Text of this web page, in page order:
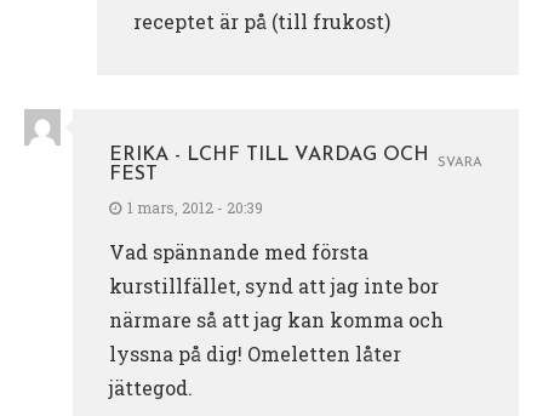
receptet är på (till frukost)
ERIKA - LCHF TILL VARDAG OCH
FEST
1 mars, 2012 - 20:39
Vad spännande med första
kurstillfället, synd att jag inte bor
närmare så att jag kan komma och
lyssna på dig! Omeletten låter
jättegod.
SVARA